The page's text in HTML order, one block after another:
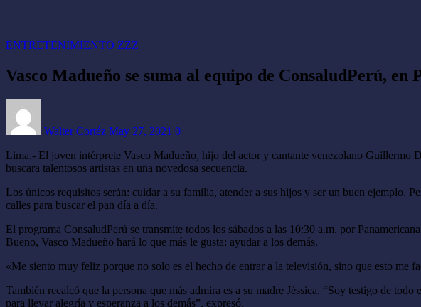
ENTRETENIMIENTO ZZZ
Vasco Madueño se suma al equipo de ConsaludPerú, en
Walter Cortéz May 27, 2021 0
Lima.- El joven intérprete Vasco Madueño, hijo del actor y cantante venezolano Guillermo
buscara talentosos artistas en una novedosa secuencia.
Los únicos requisitos serán: cuidar a su familia, atender a sus hijos y ser un buen ejemplo.
calles para buscar el pan día a día.
El programa ConsaludPerú se transmite todos los sábados a las 10:30 a.m. por
Bueno, Vasco Madueño hará lo que más le gusta: ayudar a los demás.
«Me siento muy feliz porque no solo es el hecho de entrar a la televisión, sino que esto me
También recalcó que la persona que más admira es a su madre Jéssica. “Soy testigo de
para llevar alegría y esperanza a los demás”, expresó.